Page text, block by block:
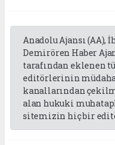
Anadolu Ajansı (AA),
Demirören Haber
tarafından eklenen
editörlerinin
kanallarından
alan hukuki
sitemizin hiç bir